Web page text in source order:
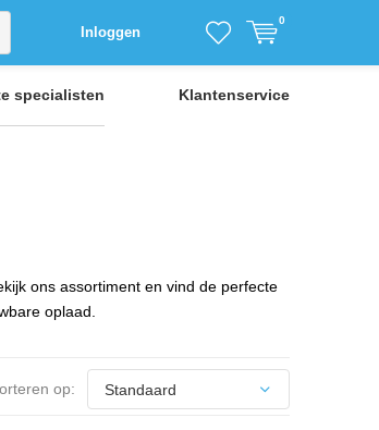
Inloggen
0
specialisten Klantenservice
ons assortiment en vind de perfecte
oplaad.
op: